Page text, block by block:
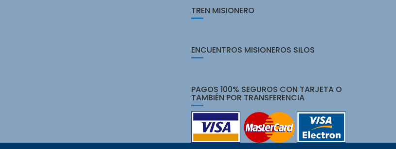
TREN MISIONERO
ENCUENTROS MISIONEROS SILOS
PAGOS 100% SEGUROS CON TARJETA O
TAMBIÉN POR TRANSFERENCIA